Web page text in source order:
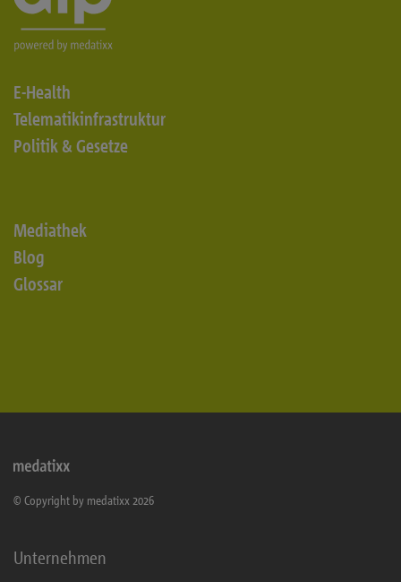
E-Health
Telematikinfrastruktur
Politik & Gesetze
Mediathek
Blog
Glossar
© Copyright by medatixx 2026
Unternehmen